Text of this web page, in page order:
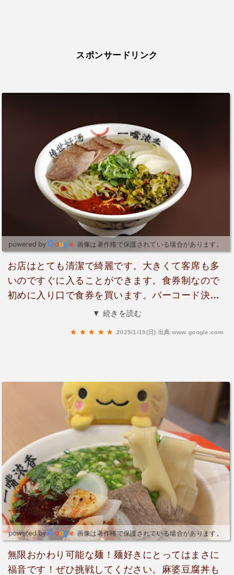
スポンサードリンク
画像は著作権で保護されている場合があります。
お店はとても清潔で綺麗です。大きくて客席も多
いのですぐに入ることができます。食券制なので
初めに入り口で食券を買います。バーコード決済
も利用できました。中国人と思われる方がやって
▼ 続きを読む
2025/1/19(日) 出典:www.google.com
画像は著作権で保護されている場合があります。
無限おかわり可能な麺！麺好きにとってはまさに
福音です！ぜひ挑戦してください。麻婆豆腐丼も